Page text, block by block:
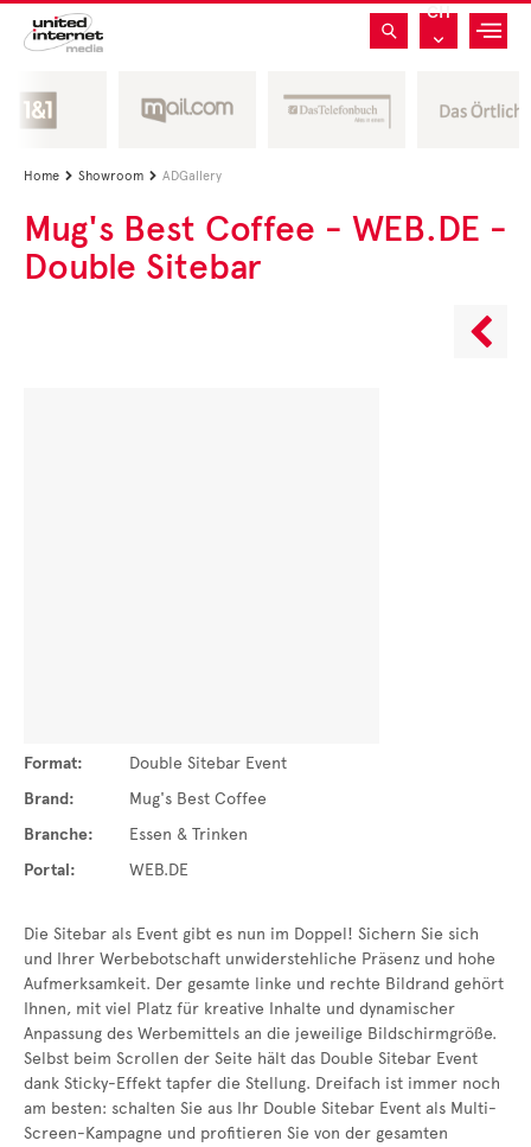
CH
Home  Showroom  ADGallery
Mug's Best Coffee - WEB.DE -
Double Sitebar

Format:
Double Sitebar Event
Brand:
Mug's Best Coffee
Branche:
Essen & Trinken
Portal:
WEB.DE
Die Sitebar als Event gibt es nun im Doppel! Sichern Sie sich
und Ihrer Werbebotschaft unwiderstehliche Präsenz und hohe
Aufmerksamkeit. Der gesamte linke und rechte Bildrand gehört
Ihnen, mit viel Platz für kreative Inhalte und dynamischer
Anpassung des Werbemittels an die jeweilige Bildschirmgröße.
Selbst beim Scrollen der Seite hält das Double Sitebar Event
dank Sticky-Effekt tapfer die Stellung. Dreifach ist immer noch
am besten: schalten Sie aus Ihr Double Sitebar Event als Multi-
Screen-Kampagne und profitieren Sie von der gesamten